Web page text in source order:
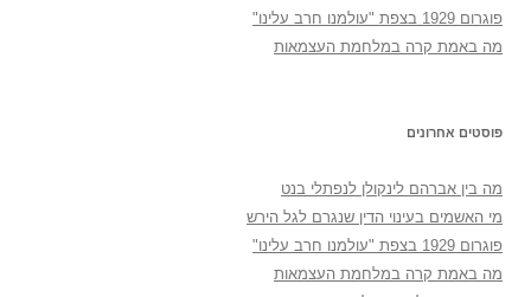
פוגרום 1929 בצפת "עולמנו חרב עלינו"
מה באמת קרה במלחמת העצמאות
פוסטים אחרונים
מה בין אברהם לינקולן לנפתלי בנט
מי האשמים בעינוי הדין שנגרם לגל הירש
פוגרום 1929 בצפת "עולמנו חרב עלינו"
מה באמת קרה במלחמת העצמאות